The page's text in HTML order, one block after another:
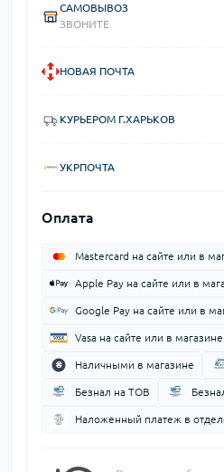
САМОВЫВОЗ
ЗВОНИТЕ
НОВАЯ ПОЧТА
КУРЬЕРОМ Г.ХАРЬКОВ
УКРПОЧТА
Оплата
Mastercard на сайте или в
Apple Pay на сайте или в
Google Pay на сайте или в
Vasa на сайте или в магазине
Наличными в магазине
Безнал на ТОВ
Наложенный платеж в